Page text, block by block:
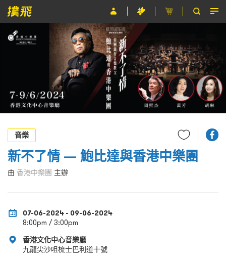
節目
條款及細則
EN
音樂
新不了情 — 鮑比達與香港中樂團
由 香港中樂團 主辦
07-06-2024 - 09-06-2024
8:00pm / 3:00pm
香港文化中心音樂廳
九龍尖沙咀梳士巴利道十號